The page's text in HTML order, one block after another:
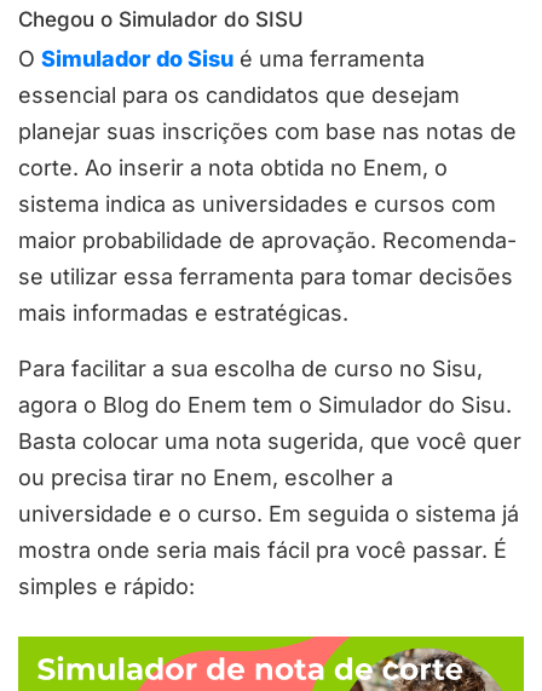
Chegou o Simulador do SISU
O Simulador do Sisu é uma ferramenta
essencial para os candidatos que desejam
planejar suas inscrições com base nas notas de
corte. Ao inserir a nota obtida no Enem, o
sistema indica as universidades e cursos com
maior probabilidade de aprovação. Recomenda-
se utilizar essa ferramenta para tomar decisões
mais informadas e estratégicas.
Para facilitar a sua escolha de curso no Sisu,
agora o Blog do Enem tem o Simulador do Sisu.
Basta colocar uma nota sugerida, que você quer
ou precisa tirar no Enem, escolher a
universidade e o curso. Em seguida o sistema já
mostra onde seria mais fácil pra você passar. É
simples e rápido: